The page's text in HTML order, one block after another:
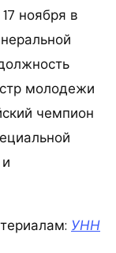
ноября в
молодежи
чемпион
УНН